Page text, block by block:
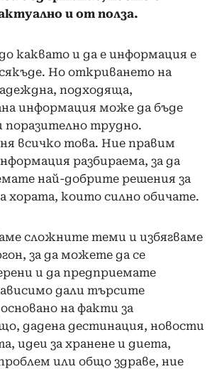
и от полза.
каквато и да е информация е
Но откриването на
подходяща,
информация може да бъде
поразително трудно.
всичко това. Ние правим
разбираема, за да
най-добрите решения за
хората, които силно обичате.
сложните теми и избягваме
за да можете да се
и да предприемате
дали търсите
на факти за
дадена дестинация, новости
идеи за хранене и диета,
или общо здраве, ние